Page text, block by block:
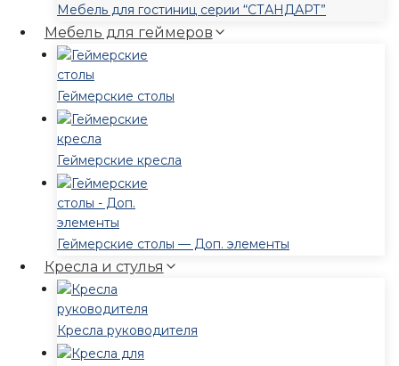
Мебель для гостиниц серии “СТАНДАРТ”
Мебель для геймеров
Геймерские столы
Геймерские кресла
Геймерские столы — Доп. элементы
Кресла и стулья
Кресла руководителя